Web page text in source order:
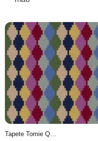
Tapete Tomie Quadrado Geométrico feito à mão, 100% algodão reciclado